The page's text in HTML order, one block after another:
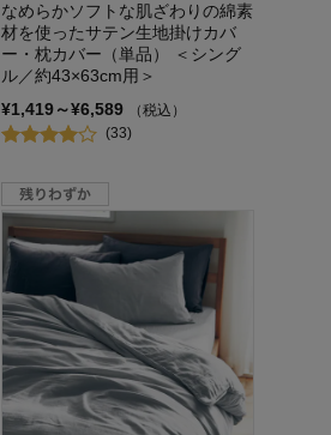
なめらかソフトな肌ざわりの綿素
材を使ったサテン生地掛けカバ
ー・枕カバー（単品） ＜シング
ル／約43×63cm用＞
¥1,419～¥6,589
（税込）
(33)